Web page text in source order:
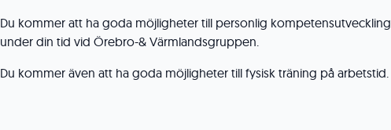
Du kommer att ha goda möjligheter till personlig kompetensutveckling
under din tid vid Örebro-& Värmlandsgruppen.
Du kommer även att ha goda möjligheter till fysisk träning på arbetstid.